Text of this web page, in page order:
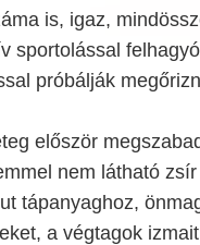
is, igaz,
sportolással
próbálják
először
nem látható
tápanyaghoz,
a végtagok